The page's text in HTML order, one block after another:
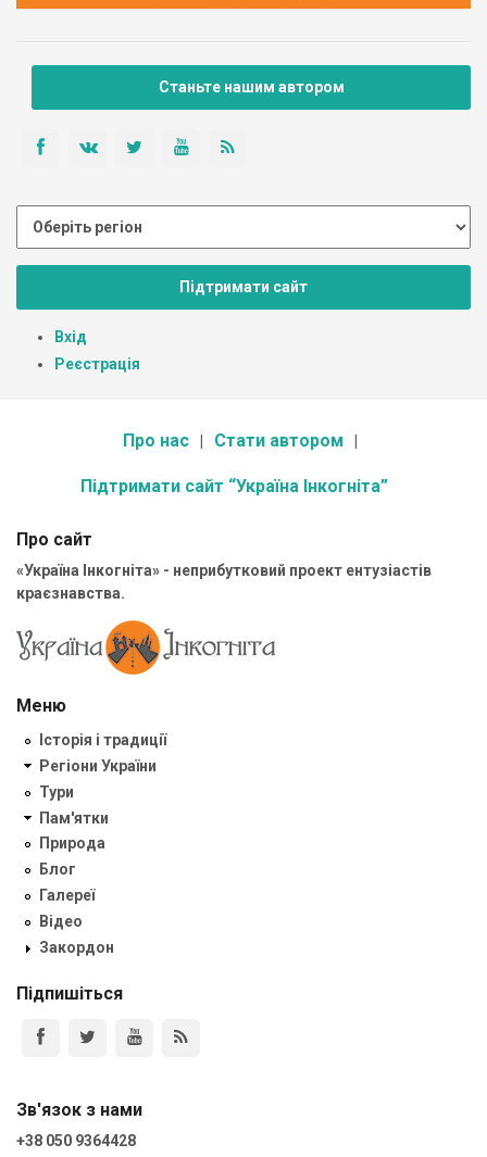
Станьте нашим автором
Підтримати сайт
Вхід
Реєстрація
Про нас Стати автором
Підтримати сайт “Україна Інкогніта”
Про сайт
«Україна Інкогніта» - неприбутковий проект ентузіастів
краєзнавства.
Меню
Історія і традиції
Регіони України
Тури
Пам'ятки
Природа
Блог
Галереї
Відео
Закордон
Підпишіться
Зв'язок з нами
+38 050 9364428